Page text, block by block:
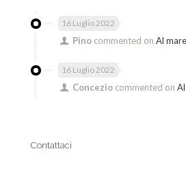
16 Luglio 2022
Pino commented onAl
16 Luglio 2022
Concezio commented on
Contattaci